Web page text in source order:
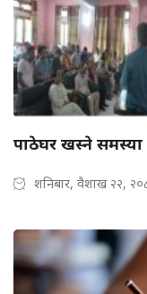
पाठेघर खस्ने समस्या
शनिबार, वैशाख २२,